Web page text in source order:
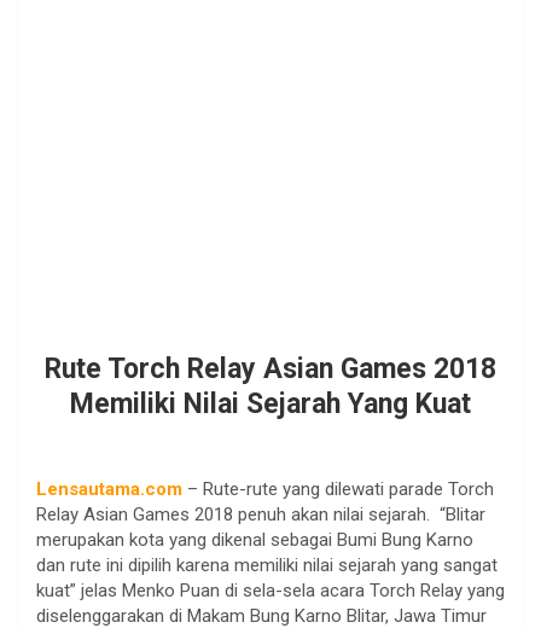
Rute Torch Relay Asian Games 2018
Memiliki Nilai Sejarah Yang Kuat
Lensautama.com – Rute-rute yang dilewati parade Torch
Relay Asian Games 2018 penuh akan nilai sejarah. “Blitar
merupakan kota yang dikenal sebagai Bumi Bung Karno
dan rute ini dipilih karena memiliki nilai sejarah yang sangat
kuat” jelas Menko Puan di sela-sela acara Torch Relay yang
diselenggarakan di Makam Bung Karno Blitar, Jawa Timur